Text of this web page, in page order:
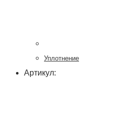
Уплотнение
Артикул: